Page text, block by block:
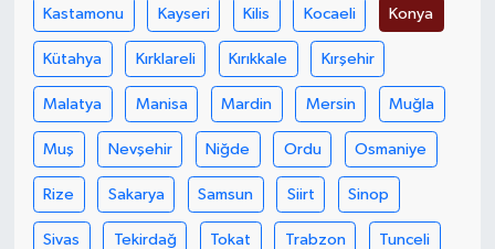
Kastamonu Kayseri Kilis Kocaeli Konya
Kütahya Kırklareli Kırıkkale Kırşehir
Malatya Manisa Mardin Mersin Muğla
Muş Nevşehir Niğde Ordu Osmaniye
Rize Sakarya Samsun Siirt Sinop
Sivas Tekirdağ Tokat Trabzon Tunceli